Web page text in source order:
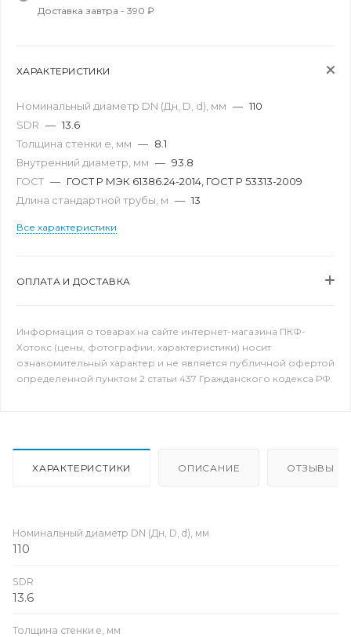
Доставка завтра - 390 ₽
ХАРАКТЕРИСТИКИ
Номинальный диаметр DN (Дн, D, d), мм — 110
SDR — 13.6
Толщина стенки e, мм — 8.1
Внутренний диаметр, мм — 93.8
ГОСТ — ГОСТ Р МЭК 61386.24-2014, ГОСТ Р 53313-2009
Длина стандартной трубы, м — 13
Все характеристики
ОПЛАТА И ДОСТАВКА
Информация о товарах на сайте интернет-магазина ПКФ-
Хотокс (цены, фотографии, характеристики) носит
ознакомительный характер и не является публичной офертой
определенной пунктом 2 статьи 437 Гражданского кодекса РФ.
ХАРАКТЕРИСТИКИ ОПИСАНИЕ ОТЗЫВЫ
Номинальный диаметр DN (Дн, D, d), мм
110
SDR
13.6
Толщина стенки e, мм